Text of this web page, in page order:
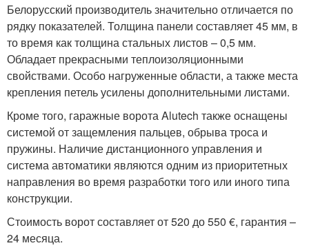
Белорусский производитель значительно отличается по
рядку показателей. Толщина панели составляет 45 мм, в
то время как толщина стальных листов – 0,5 мм.
Обладает прекрасными теплоизоляционными
свойствами. Особо нагруженные области, а также места
крепления петель усилены дополнительными листами.
Кроме того, гаражные ворота Alutech также оснащены
системой от защемления пальцев, обрыва троса и
пружины. Наличие дистанционного управления и
система автоматики являются одним из приоритетных
направления во время разработки того или иного типа
конструкции.
Стоимость ворот составляет от 520 до 550 €, гарантия –
24 месяца.